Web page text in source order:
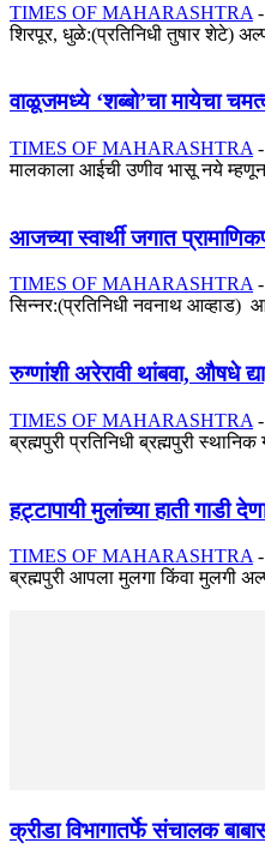
TIMES OF MAHARASHTRA -
शिरपूर, धुळे:(प्रतिनिधी तुषार शेटे)
वाळूजमध्ये ‘शब्बो’चा मायेचा
TIMES OF MAHARASHTRA -
मालकाला आईची उणीव भासू नये म्हणून
आजच्या स्वार्थी जगात
TIMES OF MAHARASHTRA -
सिन्नर:(प्रतिनिधी नवनाथ आव्हाड)
रुग्णांशी अरेरावी थांबवा, औषधे
TIMES OF MAHARASHTRA -
ब्रह्मपुरी प्रतिनिधी ब्रह्मपुरी
हट्टापायी मुलांच्या हाती गाडी
TIMES OF MAHARASHTRA -
ब्रह्मपुरी आपला मुलगा किंवा मुलगी
क्रीडा विभागातर्फे संचालक